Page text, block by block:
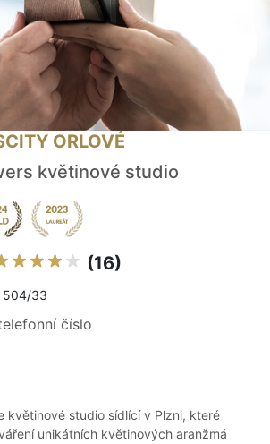
ORLOVÉ
květinové studio
(16)
504/33
číslo
květinové studio sídlící v Plzni, které
unikátních květinových aranžmá